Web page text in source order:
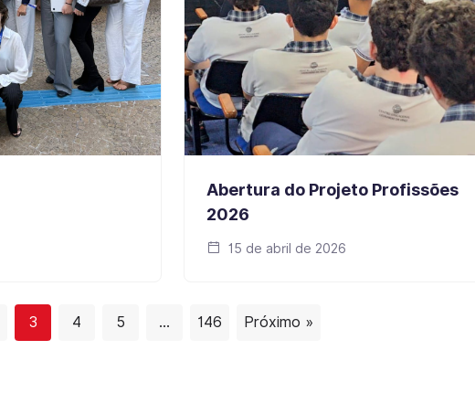
Abertura do Projeto Profissões
2026
15 de abril de 2026
3 4 5 … 146 Próximo »